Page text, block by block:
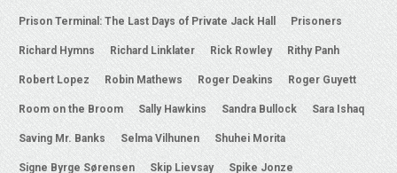
Prison Terminal: The Last Days of Private Jack Hall Prisoners
Richard Hymns Richard Linklater Rick Rowley Rithy Panh
Robert Lopez Robin Mathews Roger Deakins Roger Guyett
Room on the Broom Sally Hawkins Sandra Bullock Sara Ishaq
Saving Mr. Banks Selma Vilhunen Shuhei Morita
Signe Byrge Sørensen Skip Lievsay Spike Jonze